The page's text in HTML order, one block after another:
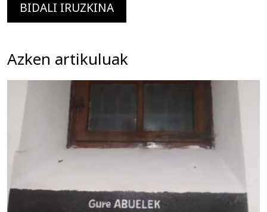
Azken artikuluak